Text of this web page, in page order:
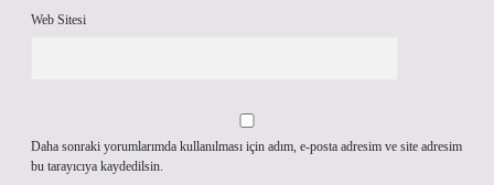
Web Sitesi
Daha sonraki yorumlarımda kullanılması için adım, e-posta adresim ve site adresim
bu tarayıcıya kaydedilsin.